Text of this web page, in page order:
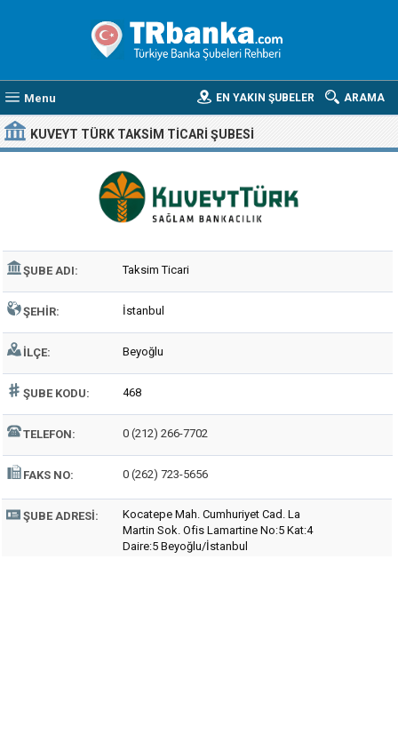
Menu ARAMA
EN YAKIN ŞUBELER
KUVEYT TÜRK TAKSIM TICARI ŞUBESI
ŞUBE ADI: Taksim Ticari
ŞEHIR: İstanbul
İLÇE: Beyoğlu
ŞUBE KODU: 468
TELEFON: 0 (212) 266-7702
FAKS NO: 0 (262) 723-5656
ŞUBE ADRESI:
Kocatepe Mah. Cumhuriyet Cad. La
Martin Sok. Ofis Lamartine No:5 Kat:4
Daire:5 Beyoğlu/İstanbul